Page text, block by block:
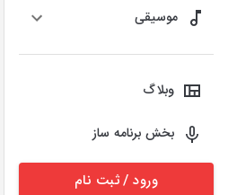
موسیقی
وبلاگ
بخش برنامه ساز
ورود / ثبت نام